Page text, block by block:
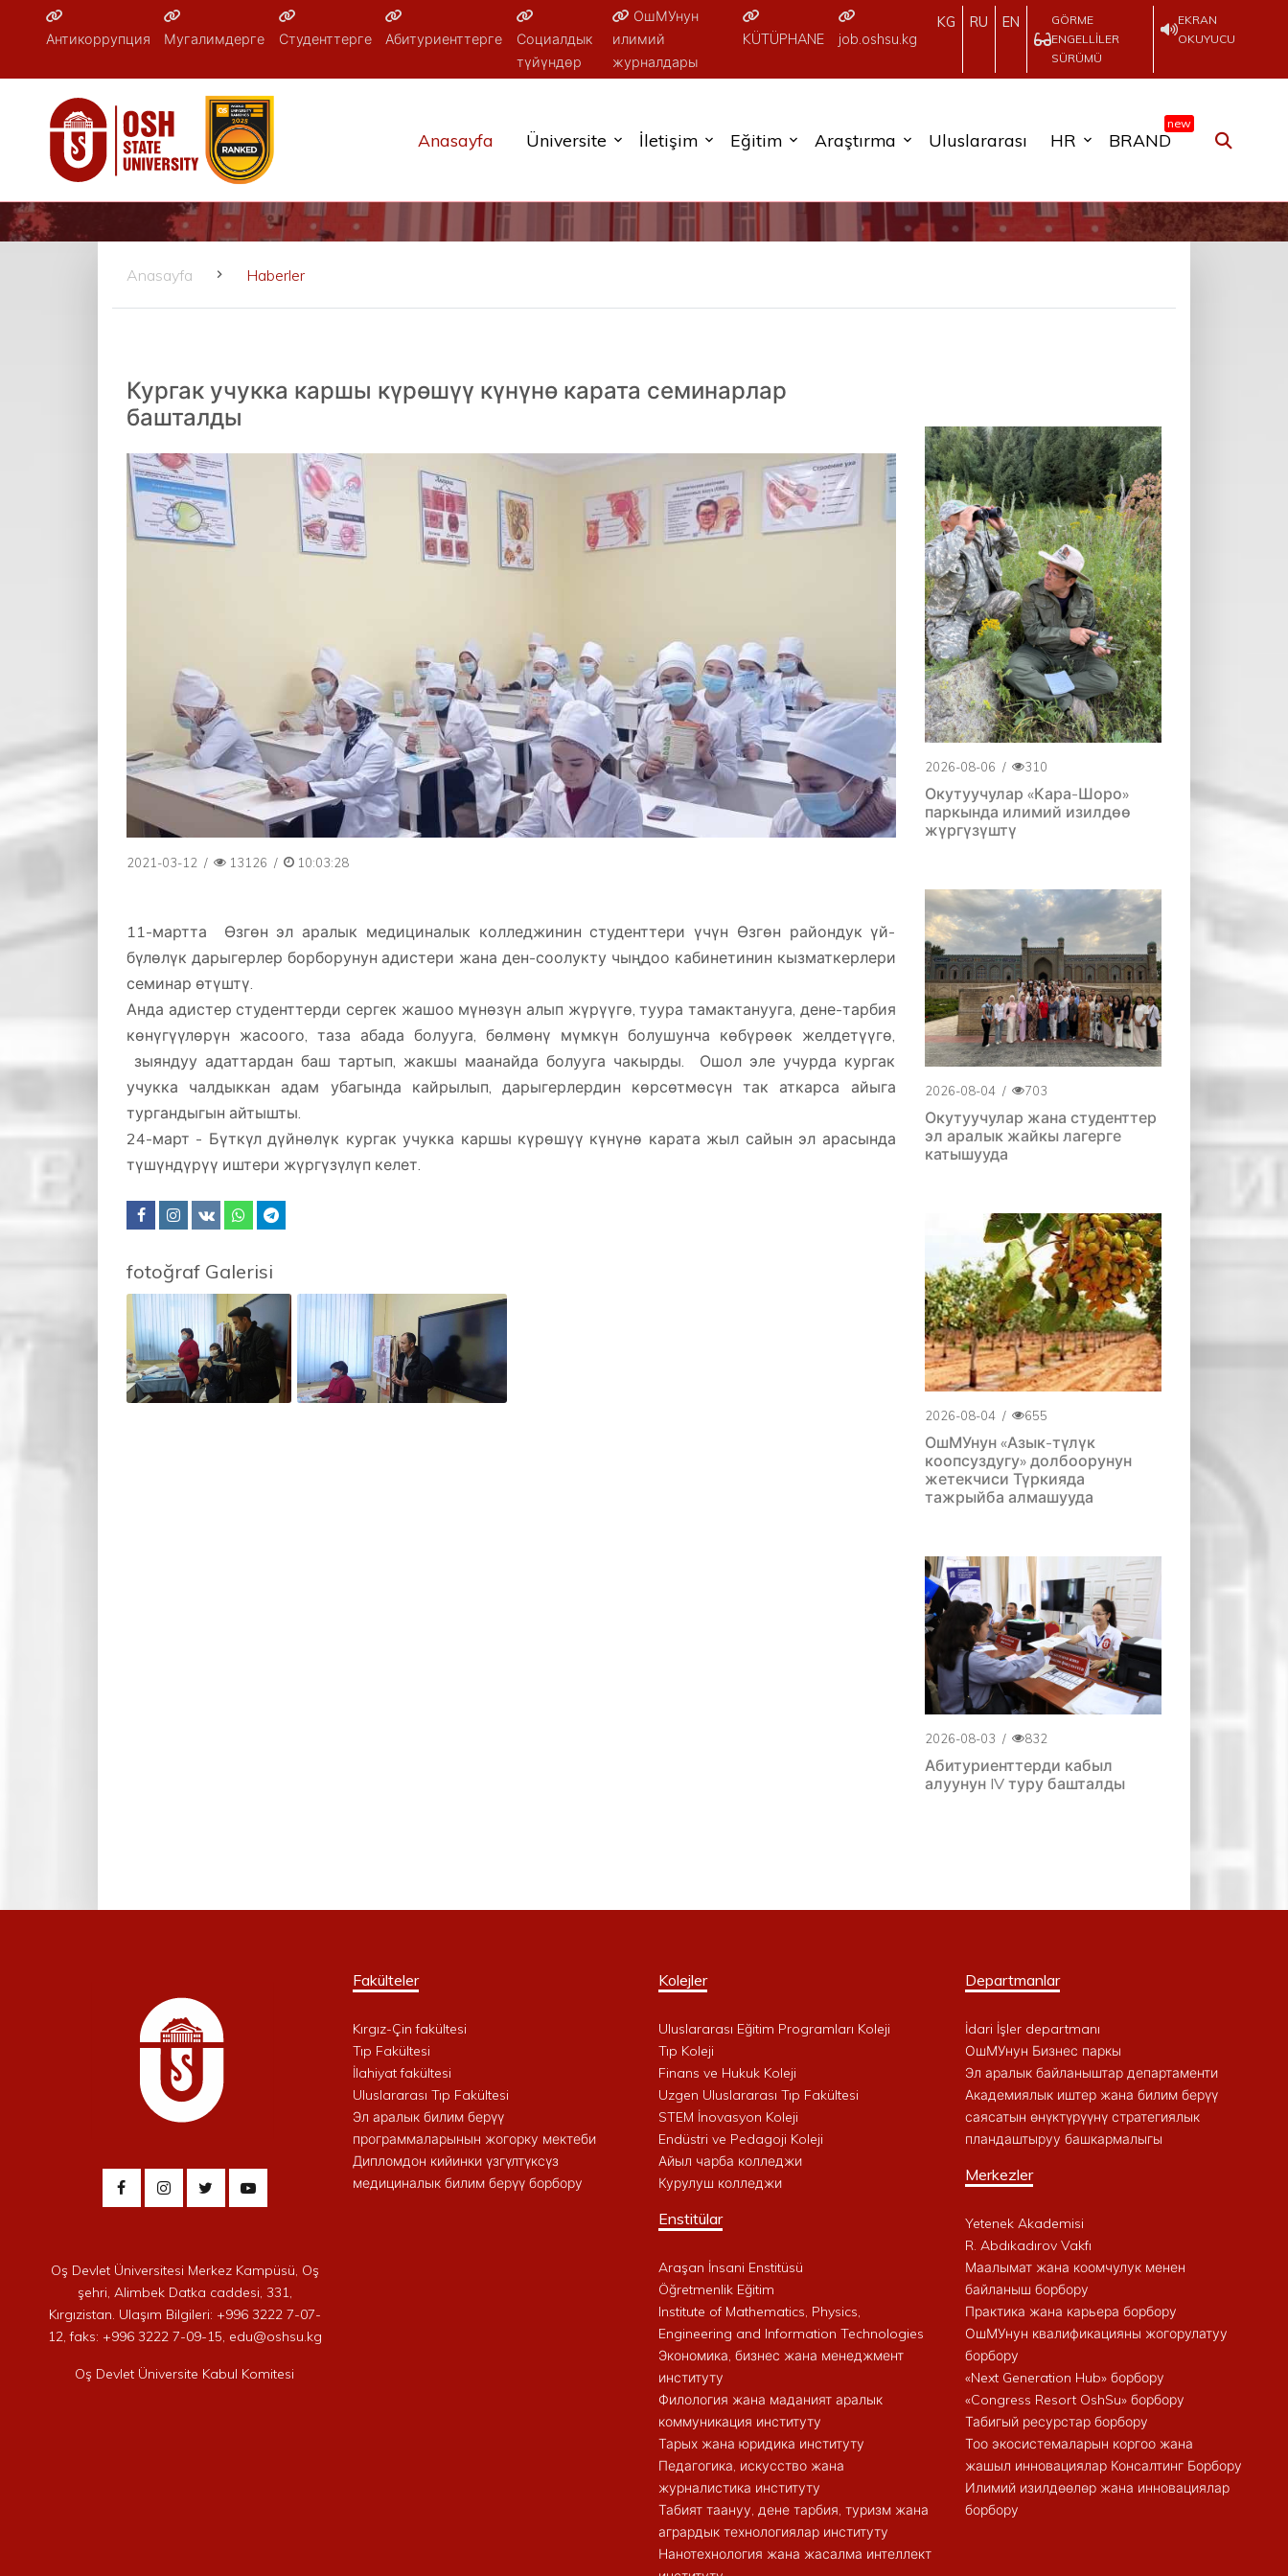
Антикоррупция Мугалимдерге Студенттерге Абитуриенттерге
Социалдык
түйүндөр
ОшМУнун
илимий
журналдары
KÜTÜPHANE job.oshsu.kg
KG RU EN
GÖRME
ENGELLILER
SÜRÜMÜ
EKRAN
OKUYUCU
Anasayfa Üniversite İletişim Eğitim Araştırma Uluslararası HR BRAND
new
Anasayfa Haberler
Кургак учукка каршы күрөшүү күнүнө карата семинарлар
башталды
2021-03-12 / 13126 / 10:03:28
11-мартта Өзгөн эл аралык медициналык колледжинин студенттери үчүн Өзгөн райондук үй-
бүлөлүк дарыгерлер борборунун адистери жана ден-соолукту чыңдоо кабинетинин кызматкерлери
семинар өтүштү.
Анда адистер студенттерди сергек жашоо мүнөзүн алып жүрүүгө, туура тамактанууга, дене-тарбия
көнүгүүлөрүн жасоого, таза абада болууга, бөлмөнү мүмкүн болушунча көбүрөөк желдетүүгө,
зыяндуу адаттардан баш тартып, жакшы маанайда болууга чакырды. Ошол эле учурда кургак
учукка чалдыккан адам убагында кайрылып, дарыгерлердин көрсөтмөсүн так аткарса айыга
тургандыгын айтышты.
24-март - Бүткүл дүйнөлүк кургак учукка каршы күрөшүү күнүнө карата жыл сайын эл арасында
түшүндүрүү иштери жүргүзүлүп келет.
fotoğraf Galerisi
2026-08-06 / 310
Окутуучулар «Кара-Шоро»
паркында илимий изилдөө
жүргүзүштү
2026-08-04 / 703
Окутуучулар жана студенттер
эл аралык жайкы лагерге
катышууда
2026-08-04 / 655
ОшМУнун «Азык-түлүк
коопсуздугу» долбоорунун
жетекчиси Түркияда
тажрыйба алмашууда
2026-08-03 / 832
Абитуриенттерди кабыл
алуунун IV туру башталды
Oş Devlet Üniversitesi Merkez Kampüsü, Oş
şehri, Alimbek Datka caddesi, 331,
Kırgızistan. Ulaşım Bilgileri: +996 3222 7-07-
12, faks: +996 3222 7-09-15, edu@oshsu.kg
Oş Devlet Üniversite Kabul Komitesi
Fakülteler
Kırgız-Çin fakültesi
Tıp Fakültesi
İlahiyat fakültesi
Uluslararası Tıp Fakültesi
Эл аралык билим берүү
программаларынын жогорку мектеби
Дипломдон кийинки үзгүлтүксүз
медициналык билим берүү борбору
Kolejler
Uluslararası Eğitim Programları Koleji
Tıp Koleji
Finans ve Hukuk Koleji
Uzgen Uluslararası Tıp Fakültesi
STEM İnovasyon Koleji
Endüstri ve Pedagoji Koleji
Айыл чарба колледжи
Курулуш колледжи
Enstitülar
Araşan İnsani Enstitüsü
Öğretmenlik Eğitim
Institute of Mathematics, Physics,
Engineering and Information Technologies
Экономика, бизнес жана менеджмент
институту
Филология жана маданият аралык
коммуникация институту
Тарых жана юридика институту
Педагогика, искусство жана
журналистика институту
Табият таануу, дене тарбия, туризм жана
агрардык технологиялар институту
Нанотехнология жана жасалма интеллект
Departmanlar
İdari İşler departmanı
ОшМУнун Бизнес паркы
Эл аралык байланыштар департаменти
Академиялык иштер жана билим берүү
саясатын өнүктүрүүнү стратегиялык
пландаштыруу башкармалыгы
Merkezler
Yetenek Akademisi
R. Abdıkadırov Vakfı
Маалымат жана коомчулук менен
байланыш борбору
Практика жана карьера борбору
ОшМУнун квалификацияны жогорулатуу
борбору
«Next Generation Hub» борбору
«Congress Resort OshSu» борбору
Табигый ресурстар борбору
Тоо экосистемаларын коргоо жана
жашыл инновациялар Консалтинг Борбору
Илимий изилдөөлөр жана инновациялар
борбору